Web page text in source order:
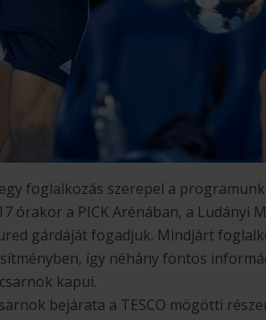
foglalkozás szerepel a
órakor a PICK Arénában, a
gárdáját fogadjuk. Mindjárt
így néhány fontos
kapui.
bejárata a TESCO mögötti